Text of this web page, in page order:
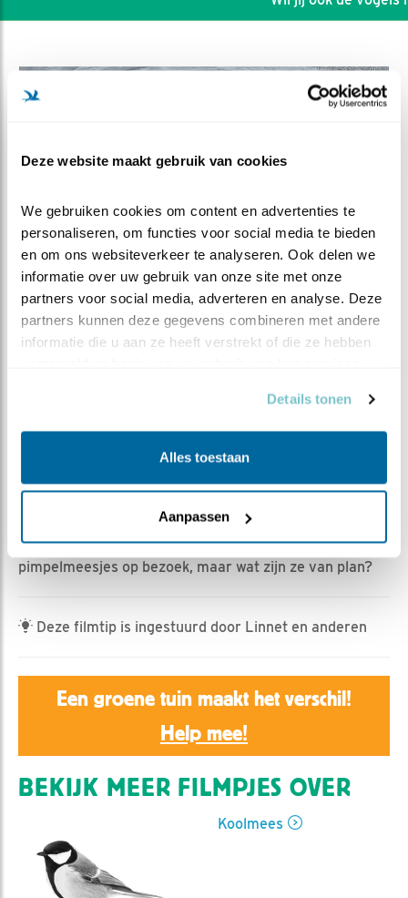
Deze website maakt gebruik van cookies
We gebruiken cookies om content en advertenties te
personaliseren, om functies voor social media te bieden
en om ons websiteverkeer te analyseren. Ook delen we
informatie over uw gebruik van onze site met onze
partners voor social media, adverteren en analyse. Deze
partners kunnen deze gegevens combineren met andere
informatie die u aan ze heeft verstrekt of die ze hebben
Details tonen
Alles toestaan
Aanpassen
DEEL DIT FILMPJE
Bewaar dit filmpje|
Opeens zien we vanmorgen twee eitjes liggen; zijn er
soms nog meer verstopt?
Later vanmorgen komen er ook nog twee
pimpelmeesjes op bezoek, maar wat zijn ze van plan?
Deze filmtip is ingestuurd door Linnet en anderen
Een groene tuin maakt het verschil!
Help mee!
BEKIJK MEER FILMPJES OVER
Koolmees